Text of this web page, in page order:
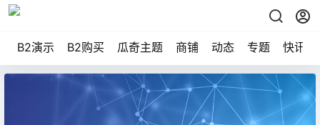
B2演示 B2购买 瓜奇主题 商铺 动态 专题 快讯